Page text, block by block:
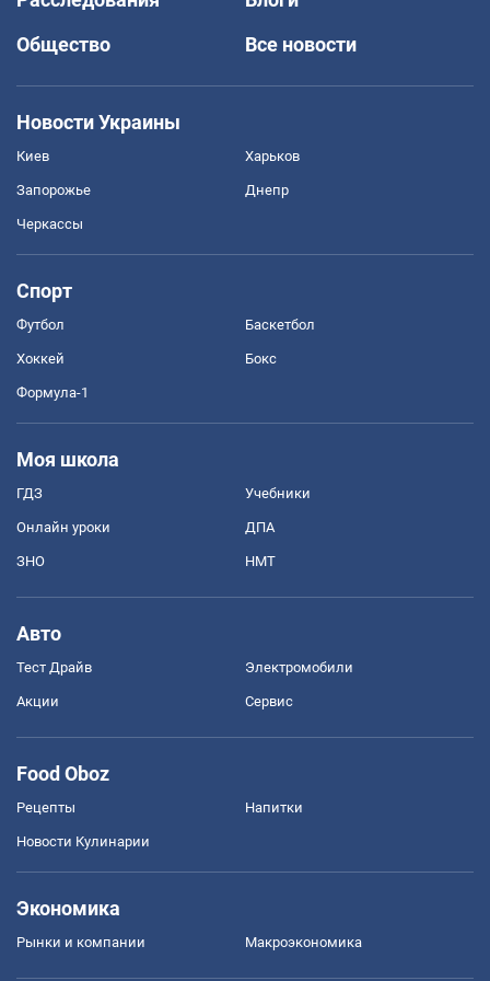
Общество
Все новости
Новости Украины
Киев Харьков
Запорожье Днепр
Черкассы
Спорт
Футбол Баскетбол
Хоккей Бокс
Формула-1
Моя школа
ГДЗ Учебники
Онлайн уроки ДПА
ЗНО НМТ
Авто
Тест Драйв Электромобили
Акции Сервис
Food Oboz
Рецепты Напитки
Новости Кулинарии
Экономика
Рынки и компании Mакроэкономика